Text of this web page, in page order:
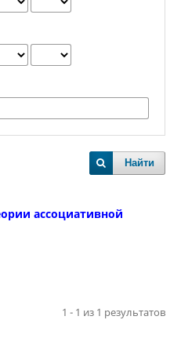
Найти
ассоциативной
1 - 1 из 1 результатов